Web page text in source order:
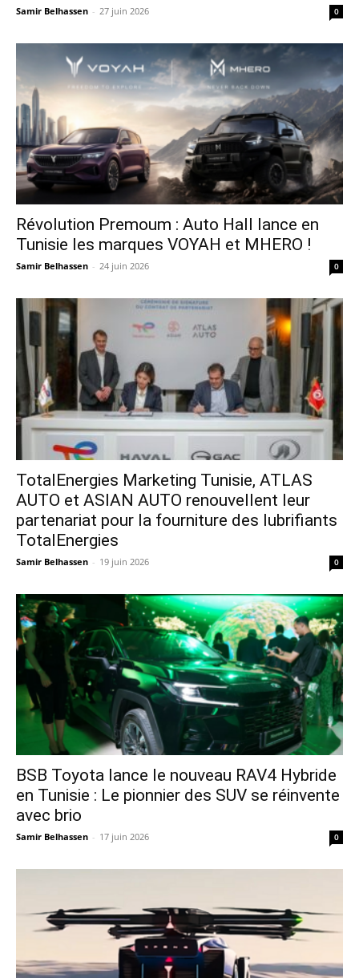
Samir Belhassen - 27 juin 2026 0
Révolution Premoum : Auto Hall lance en
Tunisie les marques VOYAH et MHERO !
Samir Belhassen - 24 juin 2026 0
TotalEnergies Marketing Tunisie, ATLAS
AUTO et ASIAN AUTO renouvellent leur
partenariat pour la fourniture des lubrifiants
TotalEnergies
Samir Belhassen - 19 juin 2026 0
​BSB Toyota lance le nouveau RAV4 Hybride
en Tunisie : Le pionnier des SUV se réinvente
avec brio
Samir Belhassen - 17 juin 2026 0